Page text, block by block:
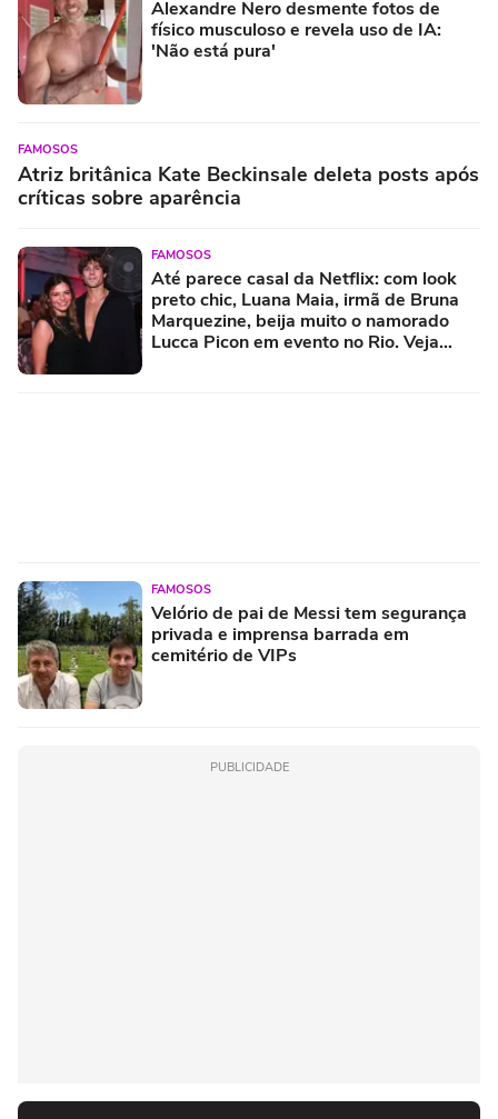
Alexandre Nero desmente fotos de
físico musculoso e revela uso de IA:
'Não está pura'
FAMOSOS
Atriz britânica Kate Beckinsale deleta posts após
críticas sobre aparência
FAMOSOS
Até parece casal da Netflix: com look
preto chic, Luana Maia, irmã de Bruna
Marquezine, beija muito o namorado
Lucca Picon em evento no Rio. Veja
FAMOSOS
Velório de pai de Messi tem segurança
privada e imprensa barrada em
cemitério de VIPs
PUBLICIDADE